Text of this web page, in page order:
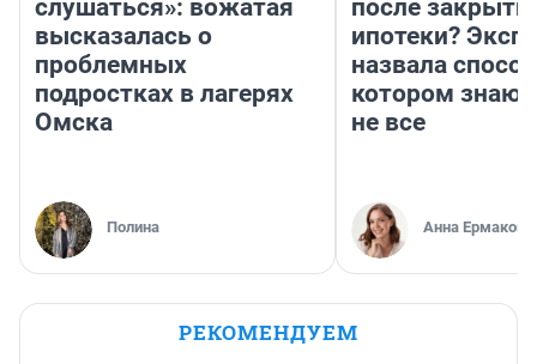
слушаться»: вожатая
высказалась о
проблемных
подростках в лагерях
Омска
Полина
после
ипотеки?
назвала
котором
не все
Анна Ермакова
РЕКОМЕНДУЕМ